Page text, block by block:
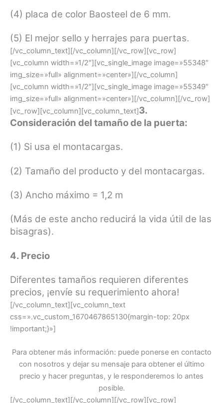
(4) placa de color Baosteel de 6 mm.
(5) El mejor sello y herrajes para puertas.
[/vc_column_text][/vc_column][/vc_row][vc_row]
[vc_column width=»1/2″][vc_single_image image=»55348″
img_size=»full» alignment=»center»][/vc_column]
[vc_column width=»1/2″][vc_single_image image=»55349″
img_size=»full» alignment=»center»][/vc_column][/vc_row]
[vc_row][vc_column][vc_column_text]3.
Consideración del tamaño de la puerta:
(1) Si usa el montacargas.
(2) Tamaño del producto y del montacargas.
(3) Ancho máximo = 1,2 m
(Más de este ancho reducirá la vida útil de las
bisagras).
4. Precio
Diferentes tamaños requieren diferentes
precios, ¡envíe su requerimiento ahora!
[/vc_column_text][vc_column_text
css=».vc_custom_1670467865130{margin-top: 20px
!important;}»]
Para obtener más información: puede ponerse en contacto
con nosotros y dejar su mensaje para obtener el último
precio y hacer preguntas, y le responderemos lo antes
posible.
[/vc_column_text][/vc_column][/vc_row][vc_row]